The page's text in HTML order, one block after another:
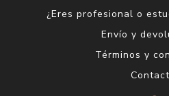
¿Eres profesional o
Envío y
Términos y